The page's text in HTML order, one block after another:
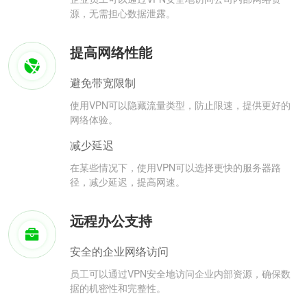
源，无需担心数据泄露。
提高网络性能
避免带宽限制
使用VPN可以隐藏流量类型，防止限速，提供更好的
网络体验。
减少延迟
在某些情况下，使用VPN可以选择更快的服务器路
径，减少延迟，提高网速。
远程办公支持
安全的企业网络访问
员工可以通过VPN安全地访问企业内部资源，确保数
据的机密性和完整性。